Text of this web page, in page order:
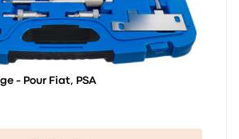
- Pour Fiat, PSA